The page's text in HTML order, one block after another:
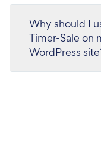
Why should I
Timer-Sale on
WordPress